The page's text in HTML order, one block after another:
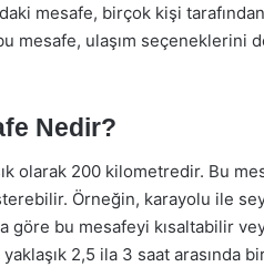
mesafe, birçok kişi
mesafe, ulaşım
Nedir?
olarak 200 kilometredir. Bu
Örneğin, karayolu ile
göre bu mesafeyi kısaltabilir
2,5 ila 3 saat arasında